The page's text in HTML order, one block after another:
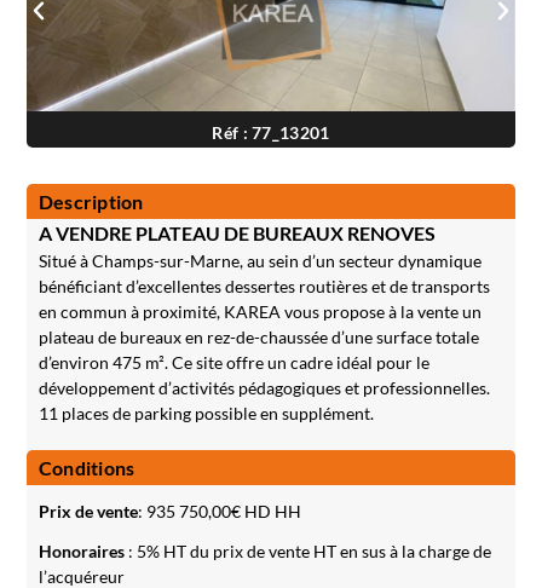
Réf : 77_13201
Description
A VENDRE PLATEAU DE BUREAUX RENOVES
Situé à Champs-sur-Marne, au sein d’un secteur dynamique
bénéficiant d’excellentes dessertes routières et de transports
en commun à proximité, KAREA vous propose à la vente un
plateau de bureaux en rez-de-chaussée d’une surface totale
d’environ 475 m². Ce site offre un cadre idéal pour le
développement d’activités pédagogiques et professionnelles.
11 places de parking possible en supplément.
Conditions
Prix de vente: 935 750,00€ HD HH
Honoraires: 5% HT du prix de vente HT en sus à la charge de
l’acquéreur